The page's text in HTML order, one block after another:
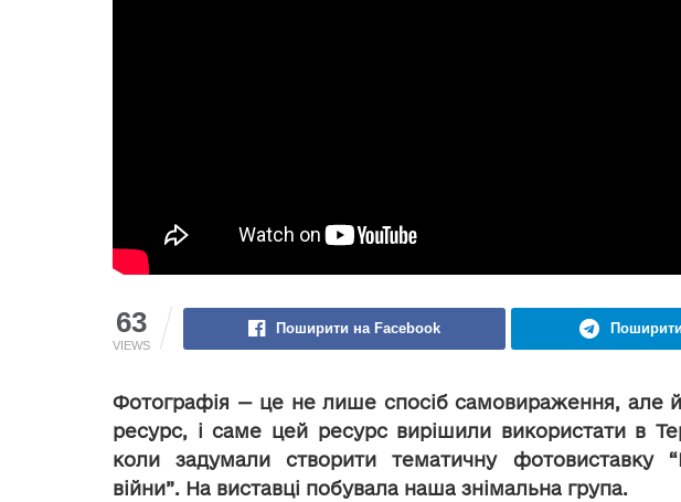
63
VIEWS
Поширити на Facebook
Фотографія — це не лише спосіб самовираження, але
ресурс, і саме цей ресурс вирішили використати в
коли задумали створити тематичну фотовиставку
війни”. На виставці побувала наша знімальна група.